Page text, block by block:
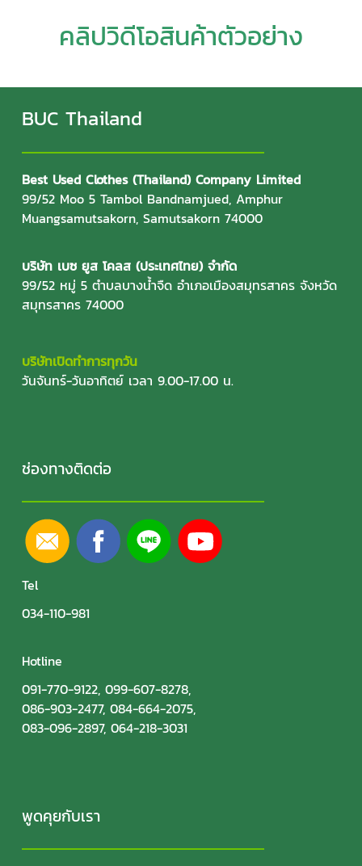
คลิปวิดีโอสินค้าตัวอย่าง
BUC Thailand
Best Used Clothes (Thailand) Company Limited
99/52 Moo 5 Tambol Bandnamjued, Amphur
Muangsamutsakorn, Samutsakorn 74000
บริษัท เบซ ยูส โคลส (ประเทศไทย) จำกัด
99/52 หมู่ 5 ตำบลบางน้ำจืด อำเภอเมืองสมุทรสาคร จังหวัด
สมุทรสาคร 74000
บริษัทเปิดทำการทุกวัน
วันจันทร์-วันอาทิตย์ เวลา 9.00-17.00 น.
ช่องทางติดต่อ
Tel
034-110-981
Hotline
091-770-9122, 099-607-8278,
086-903-2477, 084-664-2075,
083-096-2897, 064-218-3031
พูดคุยกับเรา